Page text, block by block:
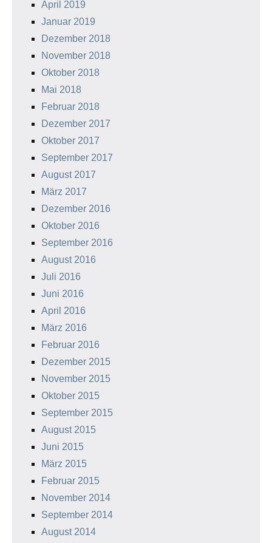
April 2019
Januar 2019
Dezember 2018
November 2018
Oktober 2018
Mai 2018
Februar 2018
Dezember 2017
Oktober 2017
September 2017
August 2017
März 2017
Dezember 2016
Oktober 2016
September 2016
August 2016
Juli 2016
Juni 2016
April 2016
März 2016
Februar 2016
Dezember 2015
November 2015
Oktober 2015
September 2015
August 2015
Juni 2015
März 2015
Februar 2015
November 2014
September 2014
August 2014